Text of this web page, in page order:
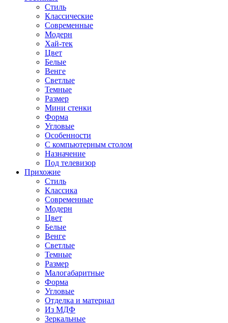
Стиль
Классические
Современные
Модерн
Хай-тек
Цвет
Белые
Венге
Светлые
Темные
Размер
Мини стенки
Форма
Угловые
Особенности
С компьютерным столом
Назначение
Под телевизор
Прихожие
Стиль
Классика
Современные
Модерн
Цвет
Белые
Венге
Светлые
Темные
Размер
Малогабаритные
Форма
Угловые
Отделка и материал
Из МДФ
Зеркальные